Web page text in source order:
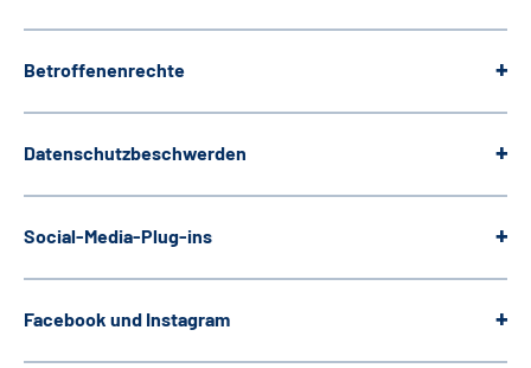
Betroffenenrechte
Datenschutzbeschwerden
Social-Media-Plug-ins
Facebook und Instagram